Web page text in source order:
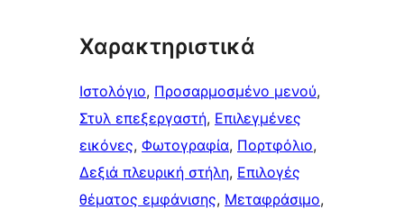
Χαρακτηριστικά
Ιστολόγιο, Προσαρμοσμένο μενού
Στυλ επεξεργαστή, Επιλεγμένες
εικόνες, Φωτογραφία, Πορτφόλιο
Δεξιά πλευρική στήλη, Επιλογές
θέματος εμφάνισης, Μεταφράσιμο